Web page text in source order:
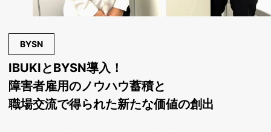
BYSN
IBUKIとBYSN導入！
障害者雇用のノウハウ蓄積と
職場交流で得られた新たな価値の創出